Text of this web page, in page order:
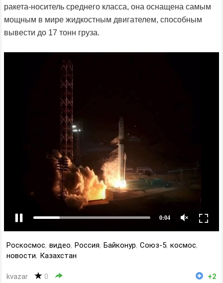
ракета-носитель среднего класса, она оснащена самым
мощным в мире жидкостным двигателем, способным
вывести до 17 тонн груза.
Роскосмос, видео, Россия, Байконур, Союз-5, космос,
новости, Казахстан
kvazar 0 +2